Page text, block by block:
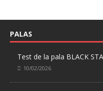
PALAS
Test de la pala BLACK
10/02/2026